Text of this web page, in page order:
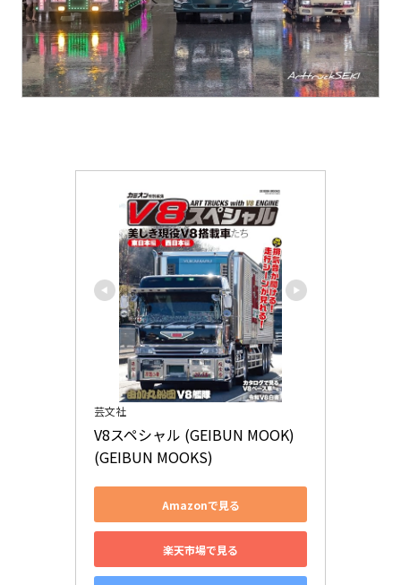
芸文社
V8スペシャル (GEIBUN MOOK)
(GEIBUN MOOKS)
Amazonで見る
楽天市場で見る